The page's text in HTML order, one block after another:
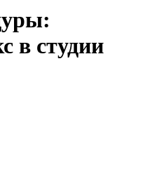
в студии